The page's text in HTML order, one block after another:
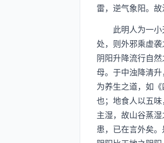
雷，逆气象阳。
此明人为一小
处，则外邪乘虚
阴阳升降流行自
母。于中浊降清
为养生之道，如
也；地食人以五
主湿，故山谷蒸
患，已在言外矣